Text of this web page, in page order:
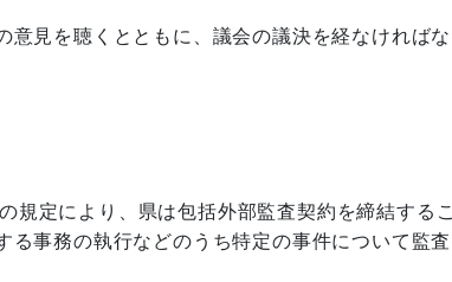
見を聴くとともに、議会の議決を経なければ
定により、県は包括外部監査契約を締結する
事務の執行などのうち特定の事件について監査